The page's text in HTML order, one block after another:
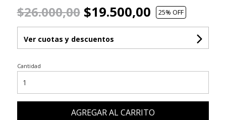
$26.000,00$19.500,00 25% OFF
Ver cuotas y descuentos
Cantidad
AGREGAR AL CARRITO